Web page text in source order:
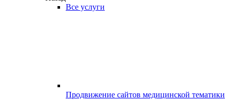
Все услуги
Продвижение сайтов медицинской тематики